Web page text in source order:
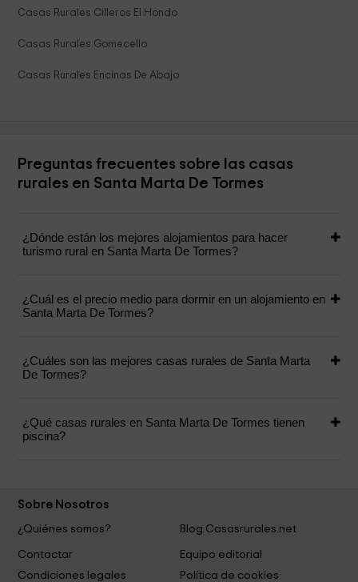
Casas Rurales Cilleros El Hondo
Casas Rurales Gomecello
Casas Rurales Encinas De Abajo
Preguntas frecuentes sobre las casas
rurales en Santa Marta De Tormes
¿Dónde están los mejores alojamientos para hacer
turismo rural en Santa Marta De Tormes?
¿Cuál es el precio medio para dormir en un alojamiento en
Santa Marta De Tormes?
¿Cuáles son las mejores casas rurales de Santa Marta
De Tormes?
¿Qué casas rurales en Santa Marta De Tormes tienen
piscina?
Sobre Nosotros
¿Quiénes somos?
Blog Casasrurales.net
Contactar
Equipo editorial
Condiciones legales
Política de cookies